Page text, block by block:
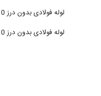
لوله فولادی بدون درز 10 اینچ رده 80
لوله فولادی بدون درز 10 اینچ رده 40